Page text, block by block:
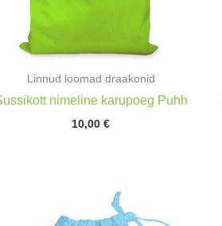
Linnud loomad draakonid
nimeline karupoeg Puhh
10,00€